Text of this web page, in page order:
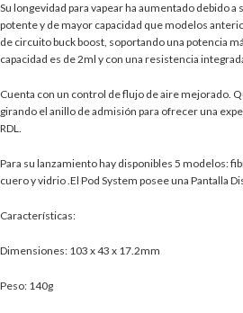
Su longevidad para vapear ha aumentado debido
potente y de mayor capacidad que modelos
de circuito buck boost, soportando una potencia
capacidad es de 2ml y con una resistencia
Cuenta con un control de flujo de aire mejorado.
girando el anillo de admisión para ofrecer una
RDL.
Para su lanzamiento hay disponibles 5 modelos:
cuero y vidrio .El Pod System posee una Pantalla
Características:
Dimensiones: 103 x 43 x 17.2mm
Peso: 140g